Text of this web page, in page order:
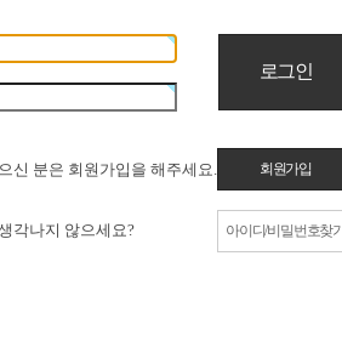
신 분은 회원가입을 해주세요.
각나지 않으세요?
회원가입
아이디/비밀번호찾기